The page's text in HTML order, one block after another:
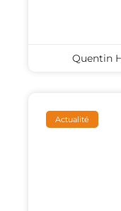
Quentin
Actualité